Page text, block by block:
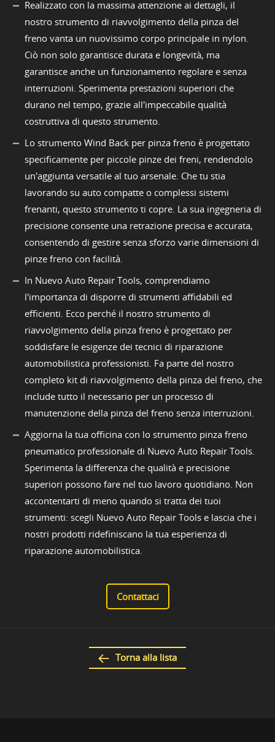
Realizzato con la massima attenzione ai dettagli, il
nostro strumento di riavvolgimento della pinza del
freno vanta un nuovissimo corpo principale in nylon.
Ciò non solo garantisce durata e longevità, ma
garantisce anche un funzionamento regolare e senza
interruzioni. Sperimenta prestazioni superiori che
durano nel tempo, grazie all'impeccabile qualità
costruttiva di questo strumento.
Lo strumento Wind Back per pinza freno è progettato
specificamente per piccole pinze dei freni, rendendolo
un'aggiunta versatile al tuo arsenale. Che tu stia
lavorando su auto compatte o complessi sistemi
frenanti, questo strumento ti copre. La sua ingegneria di
precisione consente una retrazione precisa e accurata,
consentendo di gestire senza sforzo varie dimensioni di
pinze freno con facilità.
In Nuevo Auto Repair Tools, comprendiamo
l'importanza di disporre di strumenti affidabili ed
efficienti. Ecco perché il nostro strumento di
riavvolgimento della pinza freno è progettato per
soddisfare le esigenze dei tecnici di riparazione
automobilistica professionisti. Fa parte del nostro
completo kit di riavvolgimento della pinza del freno, che
include tutto il necessario per un processo di
manutenzione della pinza del freno senza interruzioni.
Aggiorna la tua officina con lo strumento pinza freno
pneumatico professionale di Nuevo Auto Repair Tools.
Sperimenta la differenza che qualità e precisione
superiori possono fare nel tuo lavoro quotidiano. Non
accontentarti di meno quando si tratta dei tuoi
strumenti: scegli Nuevo Auto Repair Tools e lascia che i
nostri prodotti ridefiniscano la tua esperienza di
riparazione automobilistica.
Contattaci
Torna alla lista